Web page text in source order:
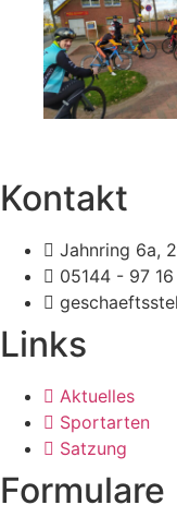
Kontakt
Jahnring 6a,
05144 - 97 16
Links
Aktuelles
Sportarten
Satzung
Formulare